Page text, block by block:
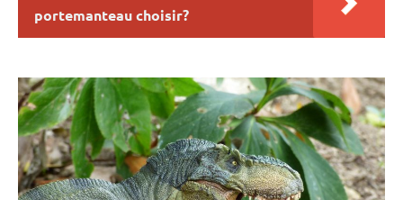
portemanteau choisir?